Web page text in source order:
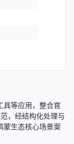
具等应用，整合官
，经结构化处理与
蒙生态核心场景案